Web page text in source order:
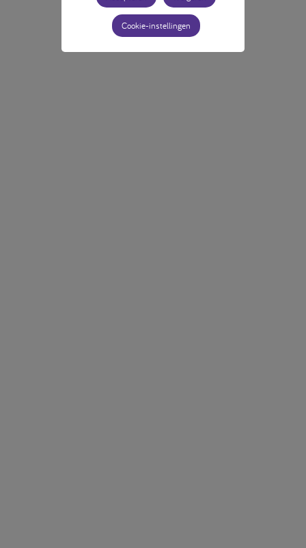
Cookie-instellingen